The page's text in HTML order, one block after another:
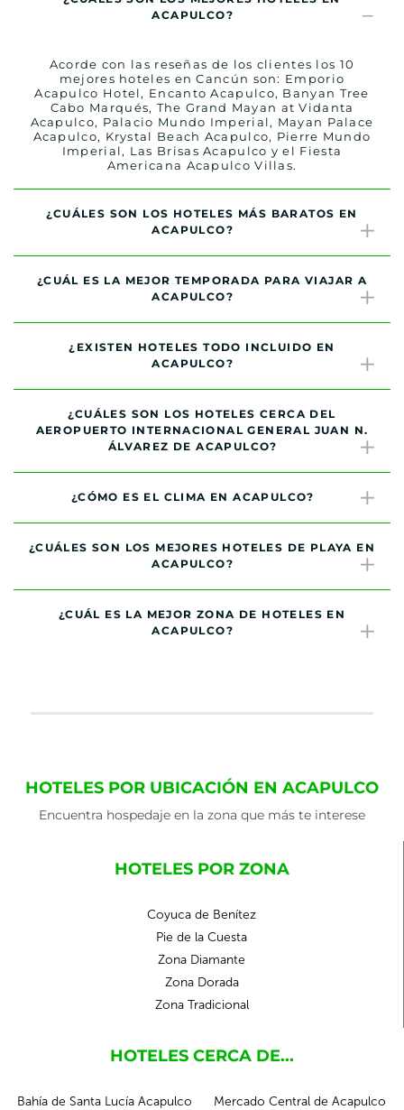
ACAPULCO?
Acorde con las reseñas de los clientes los 10
mejores hoteles en Cancún son: Emporio
Acapulco Hotel, Encanto Acapulco, Banyan Tree
Cabo Marqués, The Grand Mayan at Vidanta
Acapulco, Palacio Mundo Imperial, Mayan Palace
Acapulco, Krystal Beach Acapulco, Pierre Mundo
Imperial, Las Brisas Acapulco y el Fiesta
Americana Acapulco Villas.
¿CUÁLES SON LOS HOTELES MÁS BARATOS EN
ACAPULCO?
¿CUÁL ES LA MEJOR TEMPORADA PARA VIAJAR A
ACAPULCO?
¿EXISTEN HOTELES TODO INCLUIDO EN
ACAPULCO?
¿CUÁLES SON LOS HOTELES CERCA DEL
AEROPUERTO INTERNACIONAL GENERAL JUAN N.
ÁLVAREZ DE ACAPULCO?
¿CÓMO ES EL CLIMA EN ACAPULCO?
¿CUÁLES SON LOS MEJORES HOTELES DE PLAYA EN
ACAPULCO?
¿CUÁL ES LA MEJOR ZONA DE HOTELES EN
ACAPULCO?
HOTELES POR UBICACIÓN EN ACAPULCO
Encuentra hospedaje en la zona que más te interese
HOTELES POR ZONA
Coyuca de Benítez
Pie de la Cuesta
Zona Diamante
Zona Dorada
Zona Tradicional
HOTELES CERCA DE...
Bahía de Santa Lucía Acapulco
Mercado Central de Acapulco